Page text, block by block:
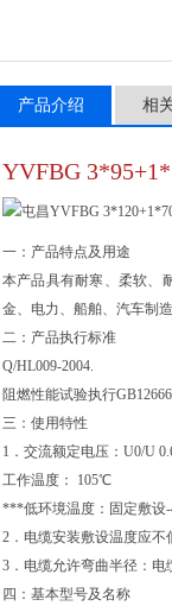
产品介绍 相
YVFBG
一：产品特点及用途
本产品具有耐寒、柔软、
金、电力、船舶、汽车制
二：产品执行标准
Q/HL009-2004.
阻燃性能试验执行
三：使用特性
1．交流额定电压：U0/U
工作温度： 105℃
***低环境温度：固定敷设
2．电缆安装敷设温度应
3．电缆允许弯曲半径：
四：基本型号及名称